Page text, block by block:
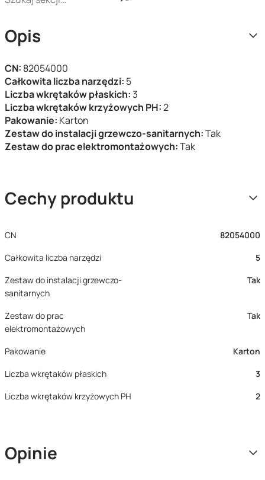
Opis
CN: 82054000
Całkowita liczba narzędzi: 5
Liczba wkrętaków płaskich: 3
Liczba wkrętaków krzyżowych PH:2
Pakowanie: Karton
Zestaw do instalacji grzewczo-sanitarnych:Tak
Zestaw do prac elektromontażowych:Tak
Cechy produktu
CN
82054000
Całkowita liczba narzędzi
5
Zestaw do instalacji grzewczo-
sanitarnych
Tak
Zestaw do prac
elektromontażowych
Tak
Pakowanie
Karton
Liczba wkrętaków płaskich
3
Liczba wkrętaków krzyżowych PH
2
Opinie